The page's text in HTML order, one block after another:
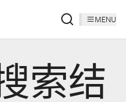
MENU
索结